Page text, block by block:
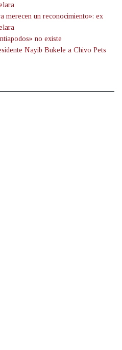
merecen un reconocimiento»: ex
no existe
Nayib Bukele a Chivo Pets